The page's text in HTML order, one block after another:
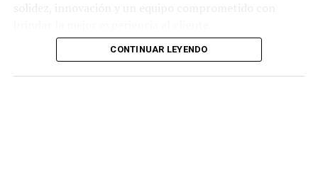
CONTINUAR LEYENDO